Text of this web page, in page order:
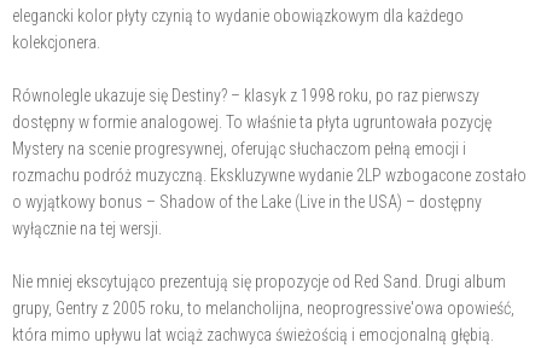
elegancki kolor płyty czynią to wydanie obowiązkowym dla każdego
kolekcjonera.
Równolegle ukazuje się Destiny? – klasyk z 1998 roku, po raz pierwszy
dostępny w formie analogowej. To właśnie ta płyta ugruntowała pozycję
Mystery na scenie progresywnej, oferując słuchaczom pełną emocji i
rozmachu podróż muzyczną. Ekskluzywne wydanie 2LP wzbogacone zostało
o wyjątkowy bonus – Shadow of the Lake (Live in the USA) – dostępny
wyłącznie na tej wersji.
Nie mniej ekscytująco prezentują się propozycje od Red Sand. Drugi album
grupy, Gentry z 2005 roku, to melancholijna, neoprogressive'owa opowieść,
która mimo upływu lat wciąż zachwyca świeżością i emocjonalną głębią.